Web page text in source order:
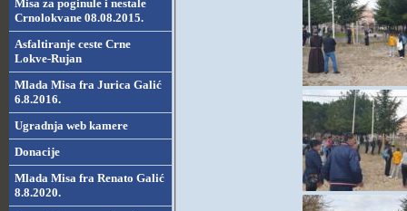
Misa za poginule i nestale
Crnolokvane 08.08.2015.
Asfaltiranje ceste Crne
Lokve-Rujan
Mlada Misa fra Jurica Galić
6.8.2016.
Ugradnja web kamere
Donacije
Mlada Misa fra Renato Galić
8.8.2020.